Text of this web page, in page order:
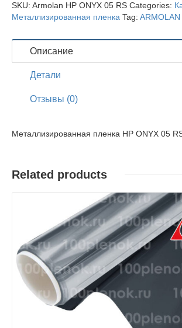
SKU: Armolan HP ONYX 05 RS Categories:
Металлизированная пленка Tag: ARMOLAN
Описание
Детали
Отзывы (0)
Металлизированная пленка HP ONYX 05
Related products
Детали